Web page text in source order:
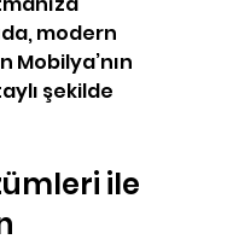
modern
Mobilya’nın
şekilde
ile